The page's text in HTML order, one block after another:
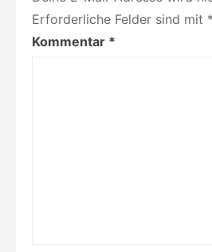
Erforderliche Felder sind mit *
Kommentar *